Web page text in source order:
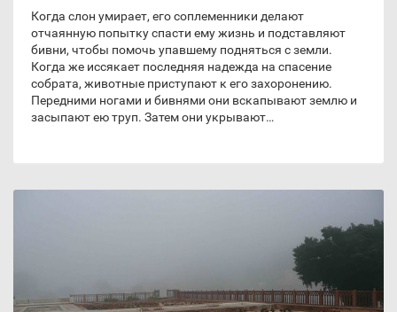
Когда слон умирает, его соплеменники делают
отчаянную попытку спасти ему жизнь и подставляют
бивни, чтобы помочь упавшему подняться с земли.
Когда же иссякает последняя надежда на спасение
собрата, животные приступают к его захоронению.
Передними ногами и бивнями они вскапывают землю и
засыпают ею труп. Затем они укрывают…